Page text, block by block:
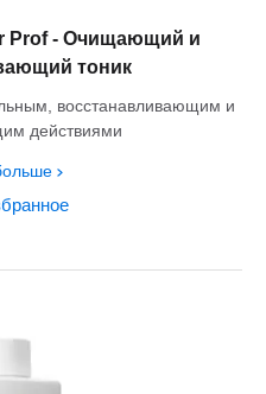
Prof - Очищающий и
тоник
восстанавливающим и
действиями